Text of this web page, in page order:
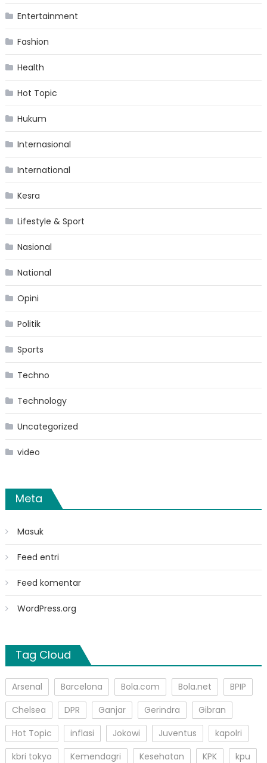
Entertainment
Fashion
Health
Hot Topic
Hukum
Internasional
International
Kesra
Lifestyle & Sport
Nasional
National
Opini
Politik
Sports
Techno
Technology
Uncategorized
video
Meta
Masuk
Feed entri
Feed komentar
WordPress.org
Tag Cloud
Arsenal Barcelona Bola.com Bola.net
BPIP
Chelsea
DPR Ganjar Gerindra
Gibran
Hot Topic
inflasi Jokowi Juventus
kapolri
kbri tokyo
Kemendagri Kesehatan KPK
kpu